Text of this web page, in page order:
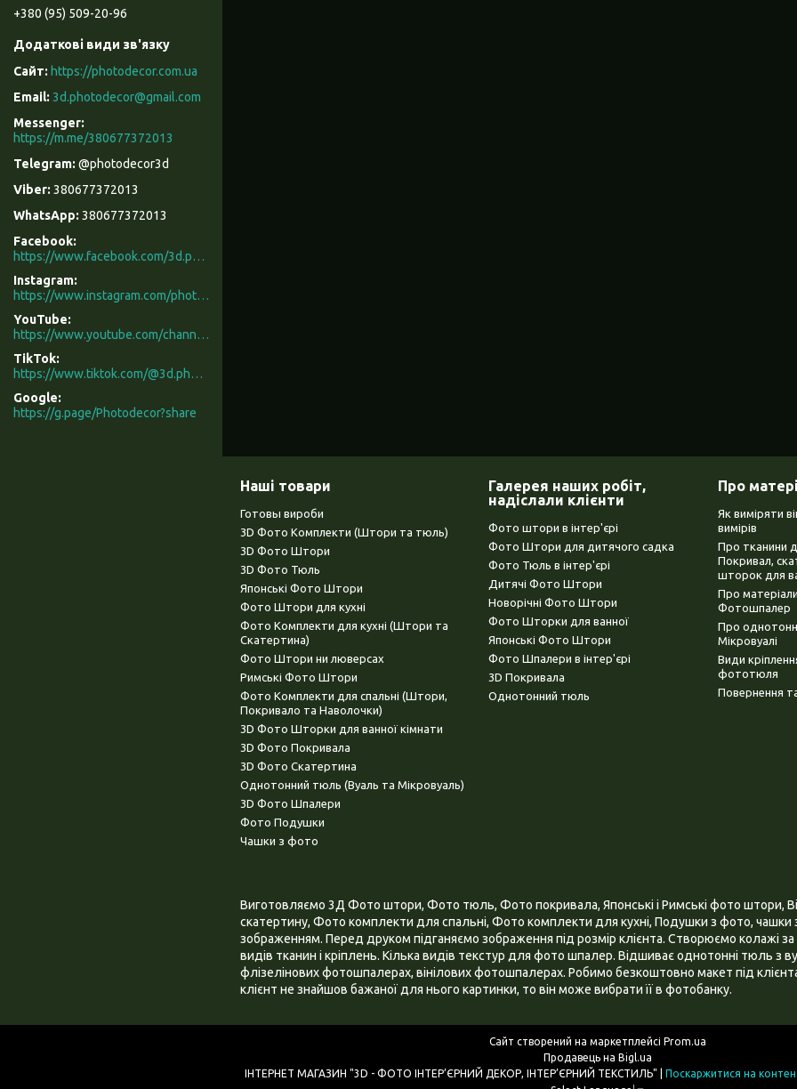
+380 (95) 509-20-96
https://photodecor.com.ua
3d.photodecor@gmail.com
https://m.me/380677372013
@photodecor3d
380677372013
380677372013
Facebook
https://www.facebook.com/3d.photodecor/
Instagram
https://www.instagram.com/photodecor.com.ua/
YouTube
https://www.youtube.com/channel/UCXCUerfqRY1Pw7-IptdbqyA/videos
TikTok
https://www.tiktok.com/@3d.photodecor?is_from_webapp=1&sender_device=pc
Google
https://g.page/Photodecor?share
Наші товари
Готовы вироби
3D Фото Комплекти (Штори та тюль)
3D Фото Штори
3D Фото Тюль
Японські Фото Штори
Фото Штори для кухні
Фото Комплекти для кухні (Штори та
Скатертина)
Фото Штори ни люверсах
Римські Фото Штори
Фото Комплекти для спальні (Штори,
Покривало та Наволочки)
3D Фото Шторки для ванної кімнати
3D Фото Покривала
3D Фото Скатертина
Однотонний тюль (Вуаль та Мікровуаль)
3D Фото Шпалери
Фото Подушки
Чашки з фото
Галерея наших робіт,
надіслали клієнти
Фото штори в інтер'єрі
Фото Штори для дитячого садка
Фото Тюль в інтер'єрі
Дитячі Фото Штори
Новорічні Фото Штори
Фото Шторки для ванної
Японські Фото Штори
Фото Шпалери в інтер'єрі
3D Покривала
Однотонний тюль
Про
Як виміряти
вимірів
Про тканини
Покривал,
шторок для
Про
Фотошпалер
Про
Мікровуалі
Види
фототюля
Повернення
Виготовляємо 3Д Фото штори, Фото тюль, Фото покривала, Японські і Римські фото штори,
скатертину, Фото комплекти для спальні, Фото комплекти для кухні, Подушки з фото, чашки
зображенням. Перед друком підганяємо зображення під розмір клієнта. Створюємо колажі
видів тканин і кріплень. Кілька видів текстур для фото шпалер. Відшиває однотонні тюль з
флізелінових фотошпалерах, вінілових фотошпалерах. Робимо безкоштовно макет під
клієнт не знайшов бажаної для нього картинки, то він може вибрати її в фотобанку.
Сайт створений на маркетплейсі Prom.ua
Продавець на Bigl.ua
Поскаржитися на